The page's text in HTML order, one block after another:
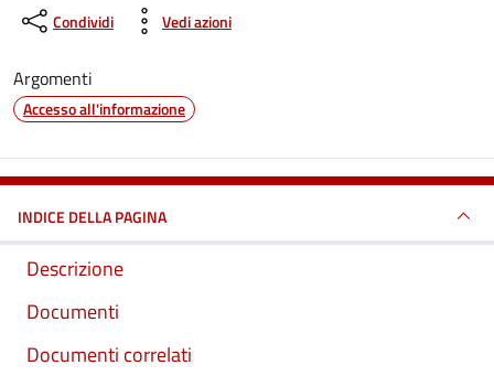
Condividi Vedi azioni
Argomenti
Accesso all'informazione
INDICE DELLA PAGINA
Descrizione
Documenti
Documenti correlati